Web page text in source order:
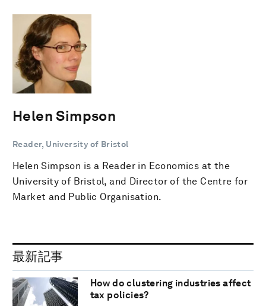
Helen Simpson
Reader, University of Bristol
Helen Simpson is a Reader in Economics at the
University of Bristol, and Director of the Centre for
Market and Public Organisation.
最新記事
How do clustering industries affect
tax policies?